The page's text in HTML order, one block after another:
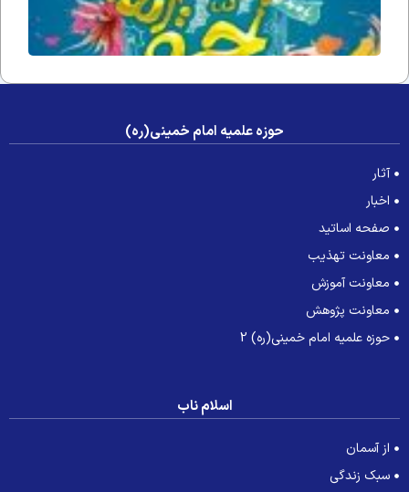
حوزه علمیه امام خمینی(ره)
آثار
اخبار
صفحه اساتید
معاونت تهذیب
معاونت آموزش
معاونت پژوهش
حوزه علمیه امام خمینی(ره) 2
اسلام ناب
از آسمان
سبک زندگی